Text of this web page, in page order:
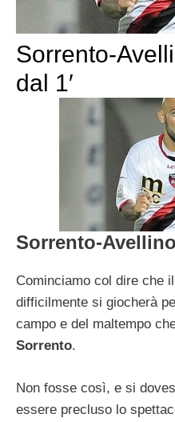
Sorrento-
dal 1′
Sorrento-Avellino
Cominciamo col dire che
difficilmente si giocherà
campo e del maltempo
Sorrento.
Non fosse così, e si
essere precluso lo